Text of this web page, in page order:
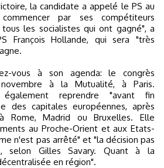
la candidate a appelé le PS au
par ses compétiteurs
les socialistes qui ont gagné", a
François Hollande, qui sera "très
vous à son agenda: le congrès
à la Mutualité, à Paris.
également reprendre "avant fin
des capitales européennes, après
Rome, Madrid ou Bruxelles. Elle
au Proche-Orient et aux Etats-
n'est pas arrêté" et "la décision pas
selon Gilles Savary. Quant à la
en région".